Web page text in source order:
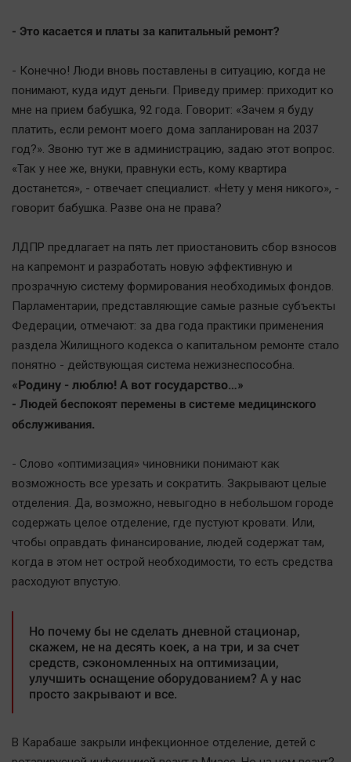
- Это касается и платы за капитальный ремонт?
- Конечно! Люди вновь поставлены в ситуацию, когда не
понимают, куда идут деньги. Приведу пример: приходит ко
мне на прием бабушка, 92 года. Говорит: «Зачем я буду
платить, если ремонт моего дома запланирован на 2037
год?». Звоню тут же в администрацию, задаю этот вопрос.
«Так у нее же, внуки, правнуки есть, кому квартира
достанется», - отвечает специалист. «Нету у меня никого», -
говорит бабушка. Разве она не права?
ЛДПР предлагает на пять лет приостановить сбор взносов
на капремонт и разработать новую эффективную и
прозрачную систему формирования необходимых фондов.
Парламентарии, представляющие самые разные субъекты
Федерации, отмечают: за два года практики применения
раздела Жилищного кодекса о капитальном ремонте стало
понятно - действующая система нежизнеспособна.
«Родину - люблю! А вот государство…»
- Людей беспокоят перемены в системе медицинского
обслуживания.
- Слово «оптимизация» чиновники понимают как
возможность все урезать и сократить. Закрывают целые
отделения. Да, возможно, невыгодно в небольшом городе
содержать целое отделение, где пустуют кровати. Или,
чтобы оправдать финансирование, людей содержат там,
когда в этом нет острой необходимости, то есть средства
расходуют впустую.
Но почему бы не сделать дневной стационар,
скажем, не на десять коек, а на три, и за счет
средств, сэкономленных на оптимизации,
улучшить оснащение оборудованием? А у нас
просто закрывают и все.
В Карабаше закрыли инфекционное отделение, детей с